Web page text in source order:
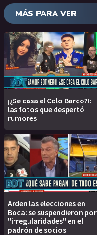
MÁS PARA VER
¡¿Se casa el Colo Barco?!:
las fotos que despertó
rumores
Arden las elecciones en
Boca: se suspendieron por
"irregularidades" en el
padrón de socios